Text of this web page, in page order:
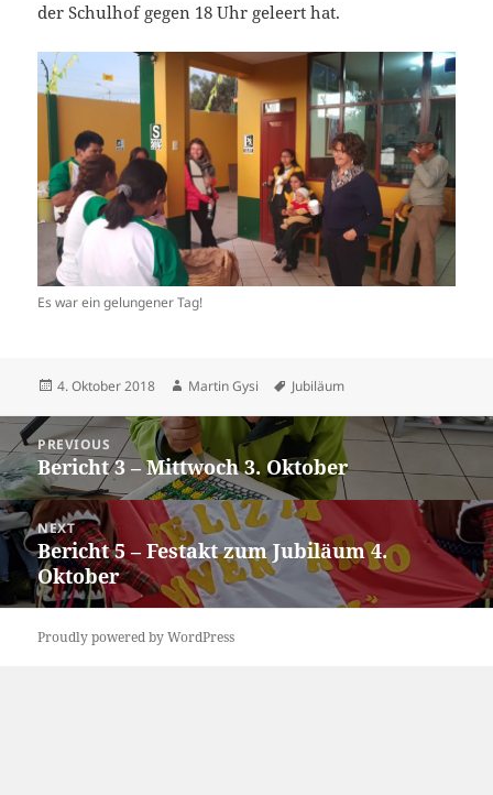
der Schulhof gegen 18 Uhr geleert hat.
Es war ein gelungener Tag!
Posted
4. Oktober 2018 Author
Martin Gysi Tags
Jubiläum
Beitrags-
Navigation
PREVIOUS
Previous
post:
Bericht 3 – Mittwoch 3. Oktober
NEXT
Next
post:
Bericht 5 – Festakt zum Jubiläum 4.
Oktober
Proudly powered by WordPress